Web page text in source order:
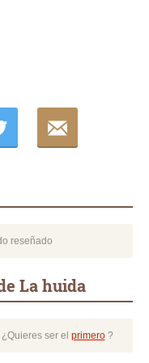
reseñado
La huida
ser el primero?